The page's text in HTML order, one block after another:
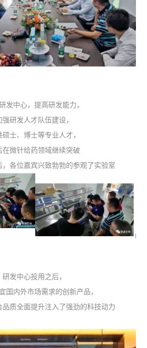
发中心，提高研发能力，
强研发人才队伍建设，
硕士、博士等专业人才，
在微针给药领域继续突破
各位嘉宾兴致勃勃的参观了实验室
研发中心投用之后，
国内外市场需求的创新产品，
质全面提升注入了强劲的科技动力